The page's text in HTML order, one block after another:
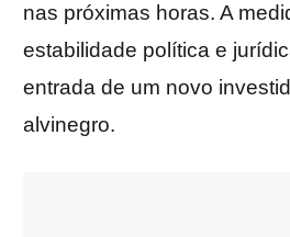
nas próximas horas. A
estabilidade política e
entrada de um novo
alvinegro.